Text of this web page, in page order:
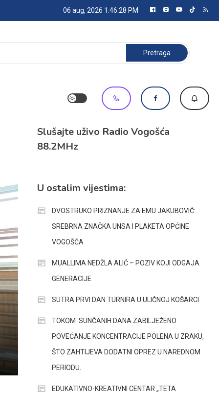
06 aug, 2026 1:46:30 PM
Pretraga:
Slušajte uživo Radio Vogošća
88.2MHz
U ostalim vijestima:
DVOSTRUKO PRIZNANJE ZA EMU JAKUBOVIĆ:
SREBRNA ZNAČKA UNSA I PLAKETA OPĆINE
VOGOŠĆA
MUALLIMA NEDŽLA ALIĆ – POZIV KOJI ODGAJA
GENERACIJE
SUTRA PRVI DAN TURNIRA U ULIČNOJ KOŠARCI
TOKOM SUNČANIH DANA ZABILJEŽENO
POVEĆANJE KONCENTRACIJE POLENA U ZRAKU,
ŠTO ZAHTIJEVA DODATNI OPREZ U NAREDNOM
PERIODU.
EDUKATIVNO-KREATIVNI CENTAR „TETA